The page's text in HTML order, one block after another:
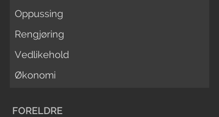
Oppussing
Rengjøring
Vedlikehold
Økonomi
FORELDRE